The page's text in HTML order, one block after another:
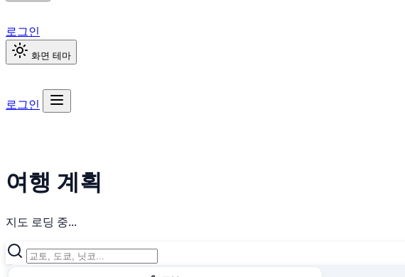
로그인
화면 테마
로그인
여행 계획
지도 로딩 중...